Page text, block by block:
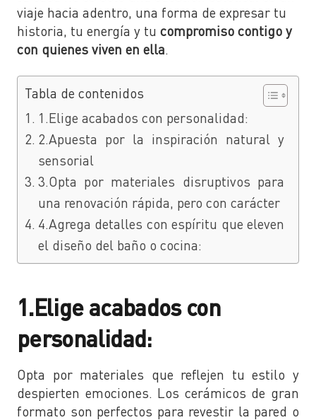
viaje hacia adentro, una forma de expresar tu
historia, tu energía y tu compromiso contigo y
con quienes viven en ella.
Tabla de contenidos
1.Elige acabados con personalidad:
2.Apuesta por la inspiración natural y
sensorial
3.Opta por materiales disruptivos para
una renovación rápida, pero con carácter
4.Agrega detalles con espíritu que eleven
el diseño del baño o cocina:
1.Elige acabados con
personalidad:
Opta por materiales que reflejen tu estilo y
despierten emociones. Los cerámicos de gran
formato son perfectos para revestir la pared o